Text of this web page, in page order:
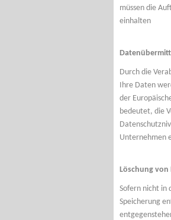
müssen die
einhalten
Durch die
Ihre Daten
der
bedeutet, die
Unternehmen
Löschung von
Sofern nicht in
Speicherung